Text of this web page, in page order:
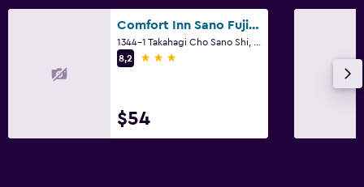
Comfort Inn Sano Fujioka Inter
8,2
3 estrellas
$54